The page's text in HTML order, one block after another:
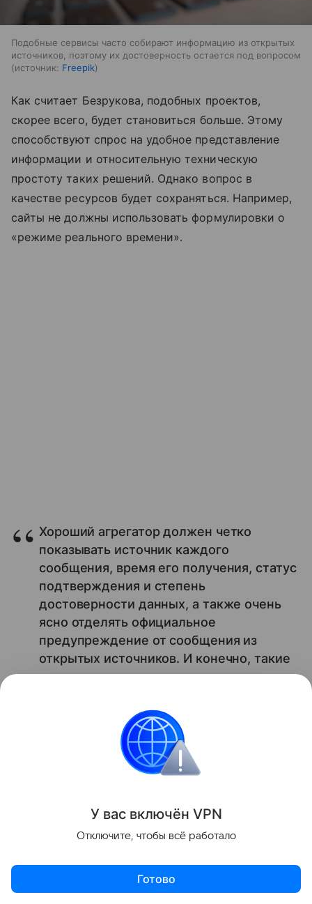
Подобные сервисы часто собирают информацию из открытых
источников, поэтому их достоверность остается под вопросом
источник: Freepik
Как считает Безрукова, подобных проектов,
скорее всего, будет становиться больше. Этому
способствуют спрос на удобное представление
информации и относительную техническую
простоту таких решений. Однако вопрос в
качестве ресурсов будет сохраняться. Например,
сайты не должны использовать формулировки о
«режиме реального времени».
Хороший агрегатор должен четко
показывать источник каждого
сообщения, время его получения, статус
подтверждения и степень
достоверности данных, а также очень
ясно отделять официальное
предупреждение от сообщения из
открытых источников. И конечно, такие
проекты не должны создавать иллюзию,
реальным перемещением
беспилотников или работой ПВО в
режиме реального времени, если
технически у сервиса таких данных нет.
ведущий эксперт Центра стратегической
поддержки отечественных технологий
Ранее в Рунетенашлискам-сервисы, которые
наживаются на теме бензина.
У вас включён VPN
Отключите, чтобы всё работало
Готово